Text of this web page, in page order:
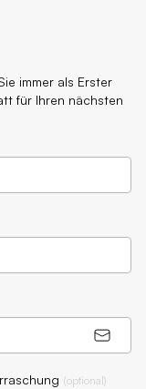
immer als Erster
für Ihren nächsten
(optional)